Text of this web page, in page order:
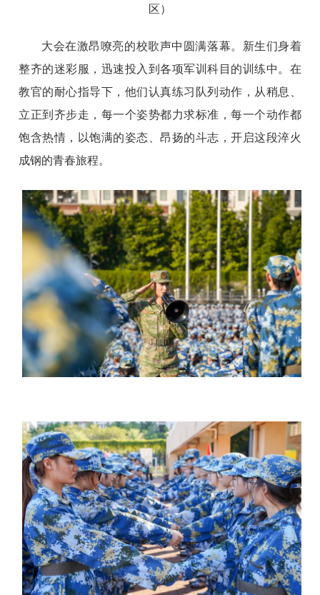
区）
大会在激昂嘹亮的校歌声中圆满落幕。新生们身着
整齐的迷彩服，迅速投入到各项军训科目的训练中。在
教官的耐心指导下，他们认真练习队列动作，从稍息、
立正到齐步走，每一个姿势都力求标准，每一个动作都
饱含热情，以饱满的姿态、昂扬的斗志，开启这段淬火
成钢的青春旅程。